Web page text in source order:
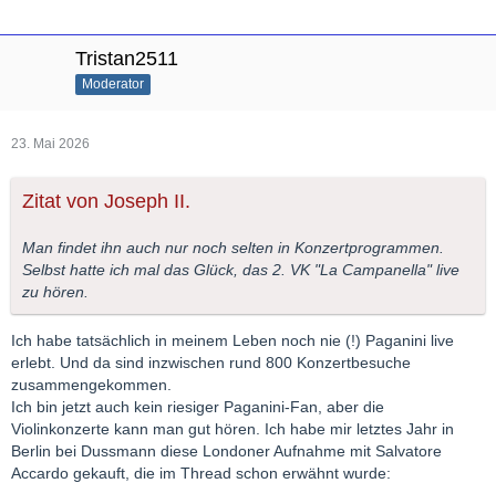
Tristan2511
Moderator
23. Mai 2026
Zitat von Joseph II.
Man findet ihn auch nur noch selten in Konzertprogrammen.
Selbst hatte ich mal das Glück, das 2. VK "La Campanella" live
zu hören.
Ich habe tatsächlich in meinem Leben noch nie (!) Paganini live
erlebt. Und da sind inzwischen rund 800 Konzertbesuche
zusammengekommen.
Ich bin jetzt auch kein riesiger Paganini-Fan, aber die
Violinkonzerte kann man gut hören. Ich habe mir letztes Jahr in
Berlin bei Dussmann diese Londoner Aufnahme mit Salvatore
Accardo gekauft, die im Thread schon erwähnt wurde: